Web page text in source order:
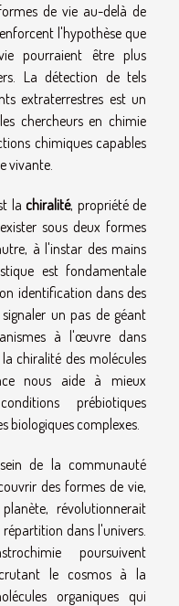
de vie au-delà de
l'hypothèse que
pourraient être plus
La détection de tels
extraterrestres est un
chercheurs en chimie
chimiques capables
vivante.
lachiralité, propriété de
sous deux formes
à l'instar des mains
est fondamentale
identification dans des
un pas de géant
à l'œuvre dans
chiralité des molécules
nous aide à mieux
prébiotiques
biologiques complexes.
de la communauté
des formes de vie,
révolutionnerait
dans l'univers.
poursuivent
le cosmos à la
organiques qui